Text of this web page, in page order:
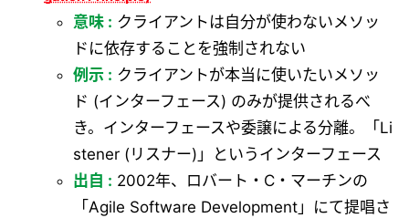
意味 : クライアントは自分が使わないメソッ
ドに依存することを強制されない
例示 : クライアントが本当に使いたいメソッ
ド (インターフェース) のみが提供されるべ
き。インターフェースや委譲による分離。「Li
stener (リスナー)」というインターフェース
出自 : 2002年、ロバート・C・マーチンの
「Agile Software Development」にて提唱さ